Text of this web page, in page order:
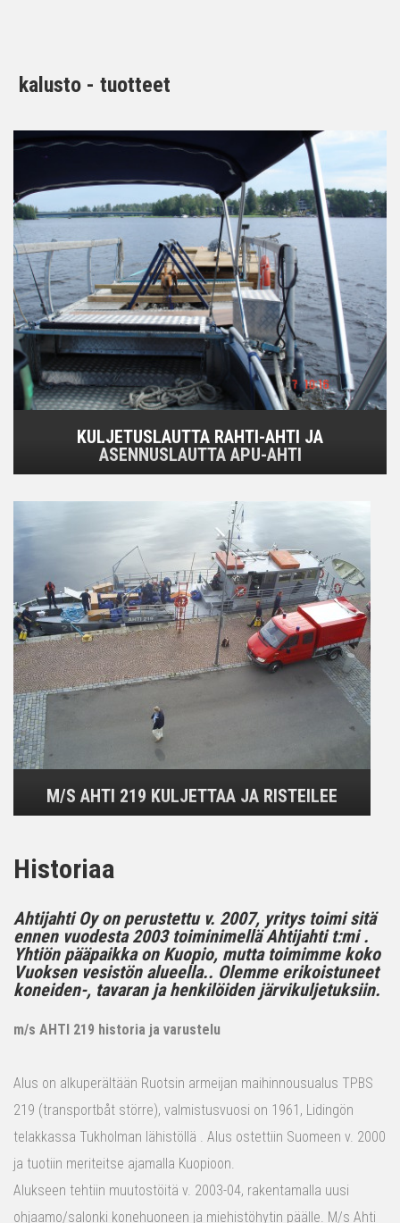
kalusto - tuotteet
KULJETUSLAUTTA RAHTI-AHTI JA
ASENNUSLAUTTA APU-AHTI
M/S AHTI 219 KULJETTAA JA RISTEILEE
Historiaa
Ahtijahti Oy on perustettu v. 2007, yritys toimi sitä
ennen vuodesta 2003 toiminimellä Ahtijahti t:mi .
Yhtiön pääpaikka on Kuopio, mutta toimimme koko
Vuoksen vesistön alueella.. Olemme erikoistuneet
koneiden-, tavaran ja henkilöiden järvikuljetuksiin.
m/s AHTI 219 historia ja varustelu
Alus on alkuperältään Ruotsin armeijan maihinnousualus TPBS
219 (transportbåt större), valmistusvuosi on 1961, Lidingön
telakkassa Tukholman lähistöllä . Alus ostettiin Suomeen v. 2000
ja tuotiin meriteitse ajamalla Kuopioon.
Alukseen tehtiin muutostöitä v. 2003-04, rakentamalla uusi
ohjaamo/salonki konehuoneen ja miehistöhytin päälle. M/s Ahti